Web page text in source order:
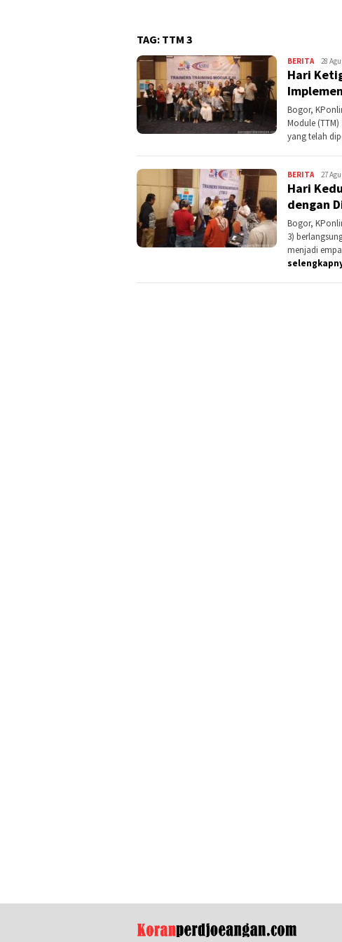
TAG: TTM 3
BERITARedaksi
KPonline
28
Hari
Bogor,
Module
yang telah
BERITARedaksi
KPonline
27
Hari
dengan
Bogor,
3)
menjadi